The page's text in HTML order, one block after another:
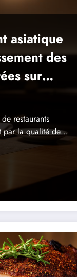
asiatique
des
sur
qualité
restaurants
par la qualité de…